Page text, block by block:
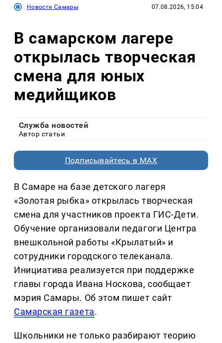
Новости Самары 07.08.2026, 15:04
В самарском лагере
открылась творческая
смена для юных
медийщиков
Служба новостей
Автор статьи
Подписывайтесь в MAX
В Самаре на базе детского лагеря
«Золотая рыбка» открылась творческая
смена для участников проекта ГИС-Дети.
Обучение организовали педагоги Центра
внешкольной работы «Крылатый» и
сотрудники городского телеканала.
Инициатива реализуется при поддержке
главы города Ивана Носкова, сообщает
мэрия Самары. Об этом пишет сайт
Самарская газета.
Школьники не только разбирают теорию